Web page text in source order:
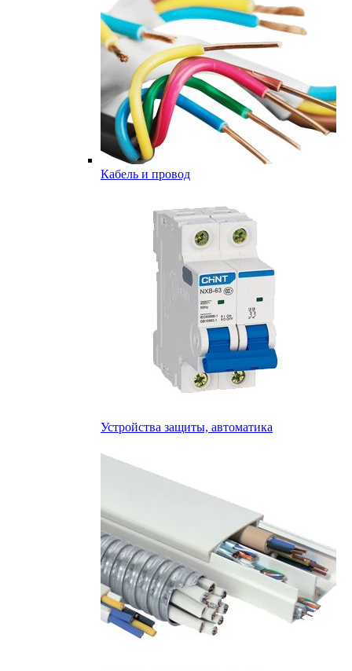
Кабель и провод
Устройства защиты, автоматика